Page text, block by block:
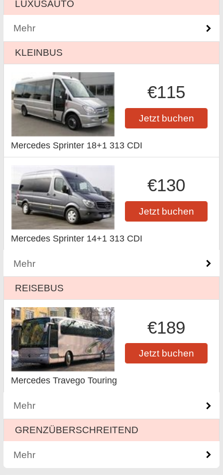
LUXUSAUTO
Mehr
KLEINBUS
€115
Jetzt buchen
Mercedes Sprinter 18+1 313 CDI
€130
Jetzt buchen
Mercedes Sprinter 14+1 313 CDI
Mehr
REISEBUS
€189
Jetzt buchen
Mercedes Travego Touring
Mehr
GRENZÜBERSCHREITEND
Mehr